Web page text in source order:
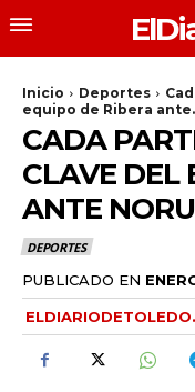
Inicio Deportes
equipo de Ribera
CADA
CLAVE DEL
ANTE
DEPORTES
PUBLICADO EN